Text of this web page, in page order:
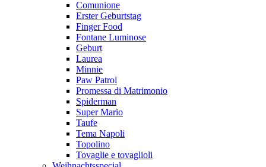
Comunione
Erster Geburtstag
Finger Food
Fontane Luminose
Geburt
Laurea
Minnie
Paw Patrol
Promessa di Matrimonio
Spiderman
Super Mario
Taufe
Tema Napoli
Topolino
Tovaglie e tovaglioli